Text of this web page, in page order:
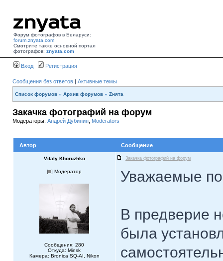
Форум фотографов в Беларуси:
forum.znyata.com
Смотрите также основной портал
фотографов: znyata.com
Вход Регистрация
Сообщения без ответов | Активные темы
Список форумов » Архив форумов » Zнята
Закачка фотографий на форум
Модераторы: Андрей Дубинин Moderators
Автор Сообщение
Vitaly Khoruzhko Закачка фотографий на форум
[ ] Модератор
Сообщения: 280
Откуда: Minsk
Камера: Bronica SQ-AI, Nikon
Уважаемые
В предверие
была